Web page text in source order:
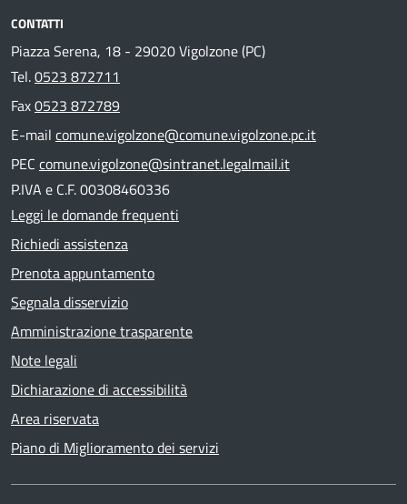
CONTATTI
Piazza Serena, 18 - 29020 Vigolzone (PC)
Tel.0523 872711
Fax0523 872789
E-mail comune.vigolzone@comune.vigolzone.pc.it
PEC comune.vigolzone@sintranet.legalmail.it
P.IVA e C.F. 00308460336
Leggi le domande frequenti
Richiedi assistenza
Prenota appuntamento
Segnala disservizio
Amministrazione trasparente
Note legali
Dichiarazione di accessibilità
Area riservata
Piano di Miglioramento dei servizi